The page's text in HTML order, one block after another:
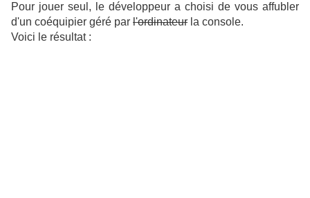
Pour jouer seul, le développeur a choisi de vous affubler
d'un coéquipier géré par l'ordinateur la console.
Voici le résultat :